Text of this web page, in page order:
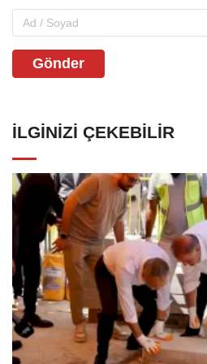
Gönder
İLGINIZI ÇEKEBILIR